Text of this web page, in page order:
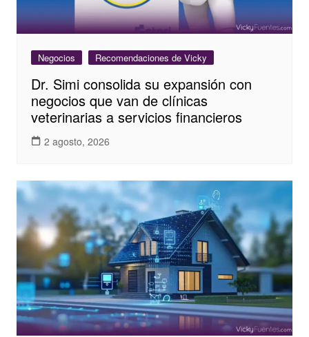
Negocios Recomendaciones de Vicky
Dr. Simi consolida su expansión con
negocios que van de clínicas
veterinarias a servicios financieros
2 agosto, 2026